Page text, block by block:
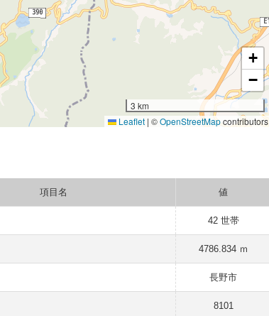
+
−
3 km
Leaflet | ©OpenStreetMapcontributors
項目名 値
42 世帯
4786.834 ｍ
長野市
8101